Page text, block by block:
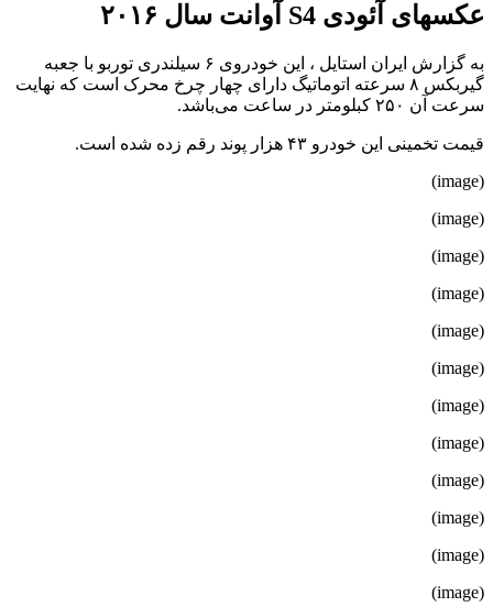
عکسهای آئودی S4 آوانت سال ۲۰۱۶
به گزارش ایران استایل ، این خودروی ۶ سیلندری توربو با جعبه
گیربکس ۸ سرعته اتوماتیگ دارای چهار چرخ محرک است که نهایت
سرعت آن ۲۵۰ کبلومتر در ساعت می‌باشد.
قیمت تخمینی این خودرو ۴۳ هزار پوند رقم زده شده است.
(image)
(image)
(image)
(image)
(image)
(image)
(image)
(image)
(image)
(image)
(image)
(image)